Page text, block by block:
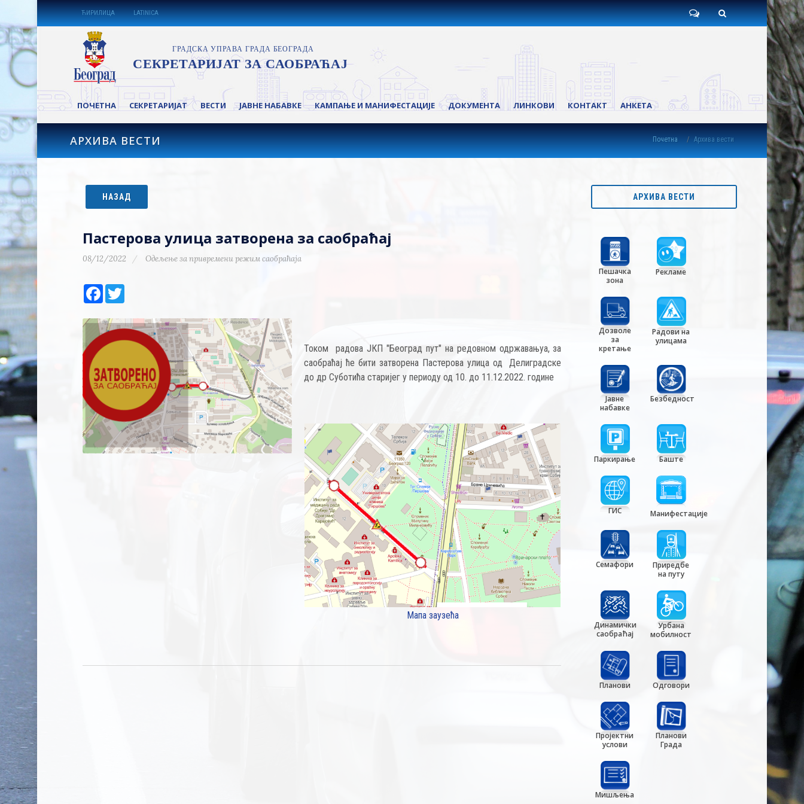
ЋИРИЛИЦА LATINICA
ПОЧЕТНА СЕКРЕТАРИЈАТ ВЕСТИ ЈАВНЕ НАБАВКЕ КАМПАЊЕ И МАНИФЕСТАЦИЈЕ ДОКУМЕНТА ЛИНКОВИ КОНТАКТ АНКЕТА
АРХИВА ВЕСТИ Почетна Архива вести
НАЗАД
Пастерова улица затворена за саобраћај
08/12/2022 Одељење за привремени режим саобраћаја
Facebook
Током радова ЈКП "Београд пут" на редовном одржавањуа, за
саобраћај ће бити затворена Пастерова улица од Делиградске
до др Суботића старијег у периоду од 10. до 11.12.2022. године
Мапа заузећа
АРХИВА ВЕСТИ
Пешачка
зона
Рекламе
Дозволе
за
кретање
Радови на
улицама
Јавне
набавке
Безбедност
Паркирање Баште
ГИС Манифестације
Семафори
Приредбе
на путу
Динамички
саобраћај
Урбана
мобилност
Планови Одговори
Пројектни
услови
Планови
Града
Мишљења